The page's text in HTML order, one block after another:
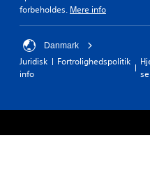
forbeholdes. Mere info
Danmark
Juridisk
info
Fortrolighedspolitik